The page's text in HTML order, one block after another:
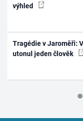
výhled
Tragédie v Jaroměři:
utonul jeden člověk